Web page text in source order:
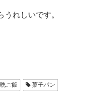
れしいです。
晩ご飯 菓子パン